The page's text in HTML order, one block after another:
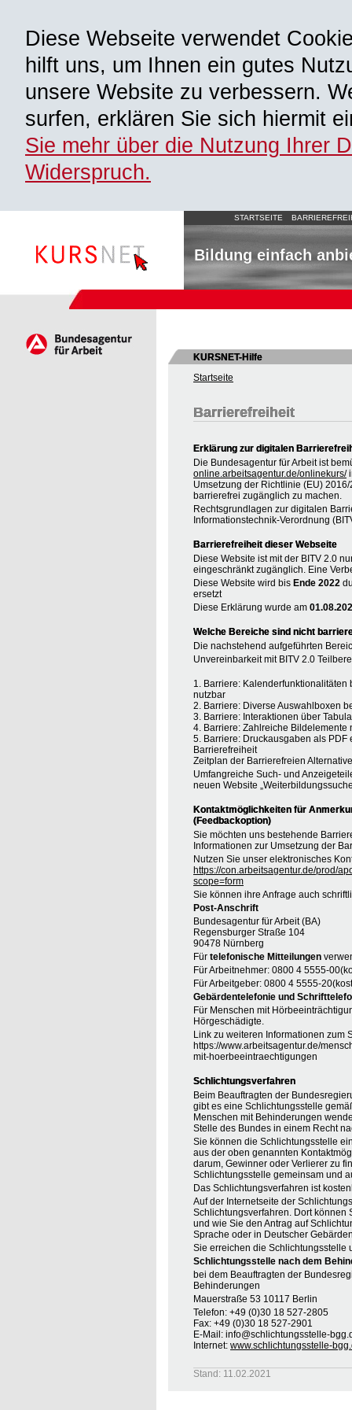
Diese Webseite verwendet
hilft uns, um Ihnen ein gutes
unsere Website zu verbessern.
surfen, erklären Sie sich hiermit
Sie mehr über die Nutzung Ihrer
Widerspruch.
STARTSEITE
Bildung einfach
KURSNET-Hilfe
Startseite
Barrierefreiheit
Erklärung zur digitalen
Die Bundesagentur für Arbeit ist
online.arbeitsagentur.de/onlinekurs/
Umsetzung der Richtlinie (EU)
barrierefrei zugänglich zu machen.
Rechtsgrundlagen zur digitalen
Informationstechnik-Verordnung
Barrierefreiheit dieser Webseite
Diese Website ist mit der BITV 2.0
eingeschränkt zugänglich. Eine
Diese Website wird bis Ende 2022
ersetzt
Diese Erklärung wurde am
Welche Bereiche sind nicht
Die nachstehend aufgeführten
Unvereinbarkeit mit BITV 2.0
1. Barriere:
nutzbar
2. Barriere: Diverse Auswahlboxen
3. Barriere: Interaktionen über
4. Barriere: Zahlreiche
5. Barriere: Druckausgaben als
Barrierefreiheit
Zeitplan der Barrierefreien
Umfangreiche Such- und
neuen Website
Kontaktmöglichkeiten für
(Feedbackoption)
Sie möchten uns bestehende
Informationen zur Umsetzung der
Nutzen Sie unser elektronisches
https://con.arbeitsagentur.de/prod/
scope=form
Sie können ihre Anfrage auch
Post-Anschrift
Bundesagentur für Arbeit (BA)
Regensburger Straße 104
90478 Nürnberg
Für telefonische Mitteilungen
Für Arbeitnehmer: 0800 4 5555-
Für Arbeitgeber: 0800 4 5555-
Gebärdentelefonie und
Für Menschen mit
Hörgeschädigte.
Link zu weiteren Informationen zum
https://www.arbeitsagentur.de/
mit-hoerbeeintraechtigungen
Schlichtungsverfahren
Beim Beauftragten der
gibt es eine Schlichtungsstelle
Menschen mit Behinderungen
Stelle des Bundes in einem Recht
Sie können die Schlichtungsstelle
aus der oben genannten
darum, Gewinner oder Verlierer zu
Schlichtungsstelle gemeinsam und
Das Schlichtungsverfahren ist
Auf der Internetseite der
Schlichtungsverfahren. Dort können
und wie Sie den Antrag auf
Sprache oder in Deutscher
Sie erreichen die Schlichtungsstelle
Schlichtungsstelle nach dem
bei dem Beauftragten der
Behinderungen
Mauerstraße 53 10117 Berlin
Telefon: +49 (0)30 18 527-2805
Fax: +49 (0)30 18 527-2901
E-Mail: info@schlichtungsstelle-
Internet: www.schlichtungsstelle-
Stand: 11.02.2021